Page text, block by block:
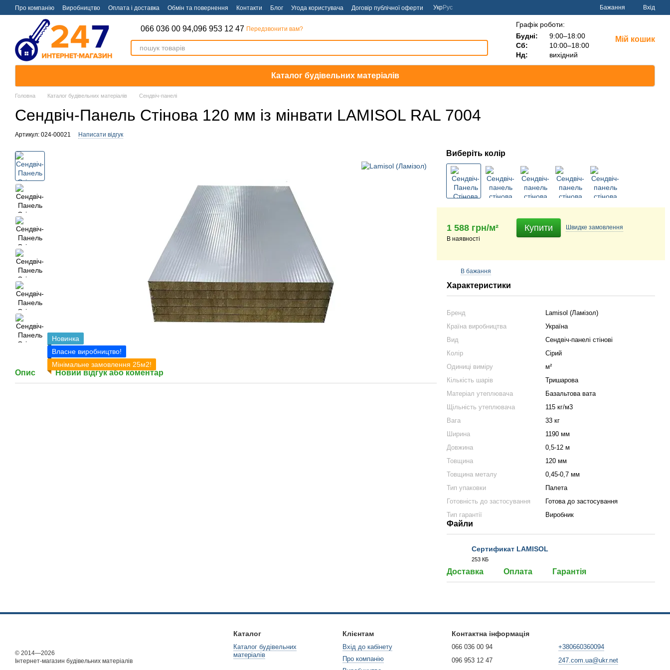
Перейти к основному контенту
Про компанію Виробництво Оплата і доставка Обмін та повернення Контакти Блог Угода користувача Договір публічної оферти УкрРус Бажання Вхід
066 036 00 94,096 953 12 47 Передзвонити вам?
Графік роботи:
Будні:
9:00–18:00
Сб:
10:00–18:00
Нд:
вихідний
Мій кошик
Каталог будівельних матеріалів
Головна Каталог будівельних матеріалів Сендвіч-панелі
Сендвіч-Панель Стінова 120 мм із мінвати LAMISOL RAL 7004
Артикул: 024-00021 Написати відгук
Новинка
Власне виробництво!
Мінімальне замовлення 25м2!
Опис Новий відгук або коментар
Виберіть колір
1 588 грн/м²
В наявності
Купити Швидке замовлення
В бажання
Характеристики
Бренд
Lamisol (Ламізол)
Країна виробництва
Україна
Вид
Сендвіч-панелі стінові
Колір
Сірий
Одиниці виміру
м²
Кількість шарів
Тришарова
Матеріал утеплювача
Базальтова вата
Щільність утеплювача
115 кг/м3
Вага
33 кг
Ширина
1190 мм
Довжина
0,5-12 м
Товщина
120 мм
Товщина металу
0,45-0,7 мм
Тип упаковки
Палета
Готовність до застосування
Готова до застосування
Тип гарантії
Виробник
Файли
Сертификат LAMISOL
253 КБ
Доставка Оплата Гарантія
© 2014—2026
Інтернет-магазин будівельних матеріалів
Каталог
Каталог будівельних
матеріалів
Клієнтам
Вхід до кабінету
Про компанію
Контактна інформація
066 036 00 94
096 953 12 47
+380660360094
247.com.ua@ukr.net